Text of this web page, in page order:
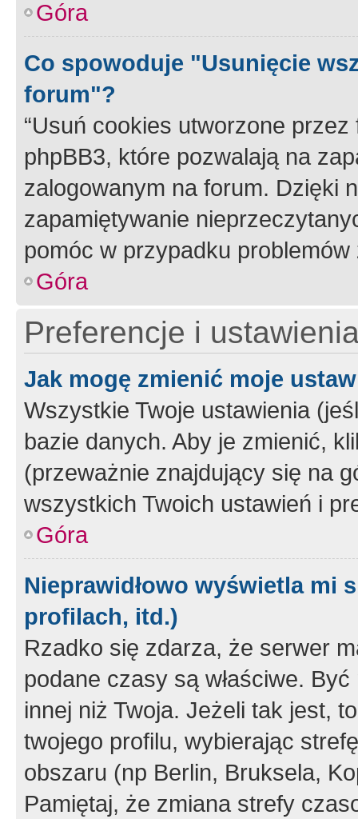
Góra
Co spowoduje "Usunięcie
forum"?
“Usuń cookies utworzone
phpBB3, które pozwalają na
zalogowanym na forum. Dzięki
zapamiętywanie
pomóc w przypadku
Góra
Preferencje i
Jak mogę zmienić moje
Wszystkie Twoje ustawienia
bazie danych. Aby je zmienić,
(przeważnie znajdujący się na
wszystkich Twoich ustawień i
Góra
Nieprawidłowo wyświetla mi
profilach, itd.)
Rzadko się zdarza, że serwer
podane czasy są właściwe.
innej niż Twoja. Jeżeli tak jest,
twojego profilu, wybierając
obszaru (np Berlin, Bruksela,
Pamiętaj, że zmiana strefy